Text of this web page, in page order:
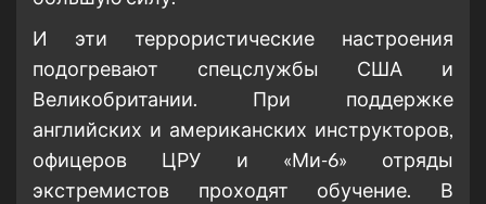
И эти террористические настроения
подогревают спецслужбы США и
Великобритании. При поддержке
английских и американских инструкторов,
офицеров ЦРУ и «Ми-6» отряды
экстремистов проходят обучение. В